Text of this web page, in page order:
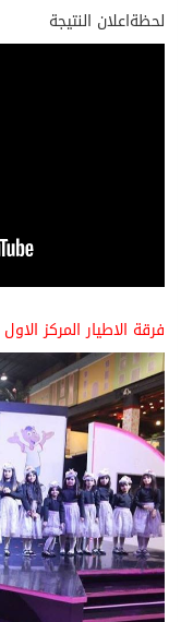
لحظةاعلان النتيجة
فرقة الاطيار المركز الاول